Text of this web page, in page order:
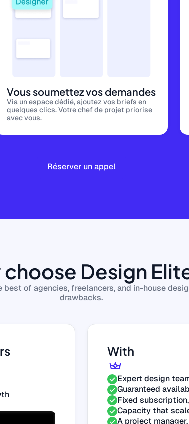
Vous soumettez vos demandes
Via un espace dédié, ajoutez vos briefs en
quelques clics. Votre chef de projet priorise
avec vous.
Réserver un appel
choose Design
best of agencies, freelancers, and in-house
drawbacks.
With
Expert design
Guaranteed
Fixed
Capacity that
A project